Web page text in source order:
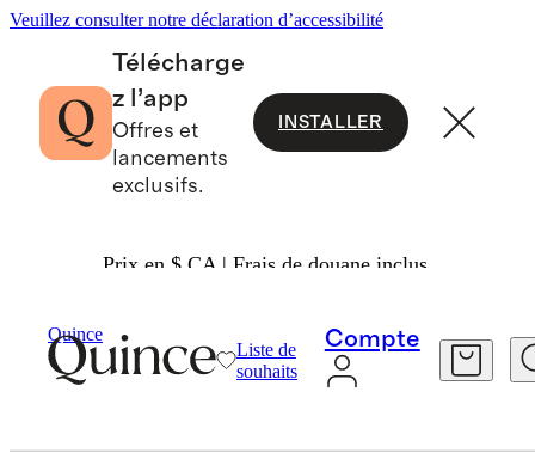
Veuillez consulter notre déclaration d’accessibilité
Télécharge
z l’app
Offres et
lancements
exclusifs.
INSTALLER
Prix en $ CA | Frais de douane inclus.
Quince
Liste de
souhaits
Compte
Women
MEILLEURES IDÉES-CADEAUX